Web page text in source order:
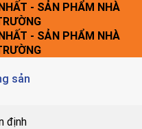
- SẢN PHẨM NHÀ
- SẢN PHẨM NHÀ
sản
định